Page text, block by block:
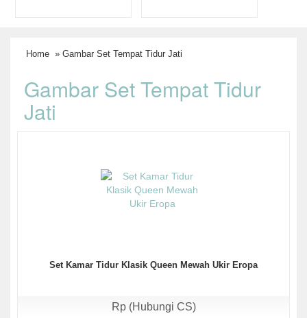
Home » Gambar Set Tempat Tidur Jati
Gambar Set Tempat Tidur
Jati
Set Kamar Tidur Klasik Queen Mewah Ukir Eropa
Rp (Hubungi CS)